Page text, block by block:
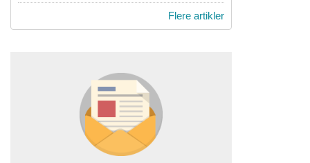
Flere artikler